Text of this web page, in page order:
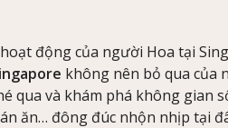
động của người Hoa tại
không nên bỏ qua của
qua và khám phá không gian
ăn… đông đúc nhộn nhịp tại